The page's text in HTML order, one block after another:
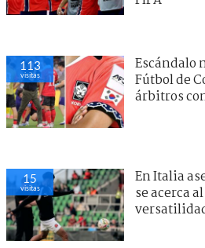
113
visitas
Escándalo
Fútbol de
árbitros
15
visitas
En Italia
se acerca